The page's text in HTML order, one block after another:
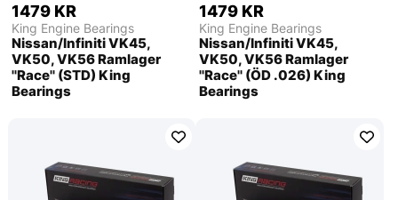
1479 KR
King Engine Bearings
Nissan/Infiniti VK45,
VK50, VK56 Ramlager
''Race'' (STD) King
Bearings
1479 KR
King Engine Bearings
Nissan/Infiniti VK45,
VK50, VK56 Ramlager
''Race'' (ÖD .026) King
Bearings